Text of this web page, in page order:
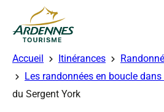
ADT des Ardennes
Accueil Itinérances
Les randonnées en boucle
du Sergent York